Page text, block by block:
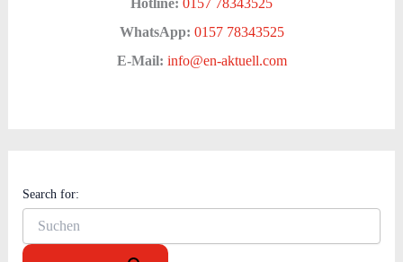
WhatsApp: 0157 78343525
E-Mail: info@en-aktuell.com
Search for: